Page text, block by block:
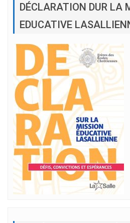
DÉCLARATION DUR LA
EDUCATIVE